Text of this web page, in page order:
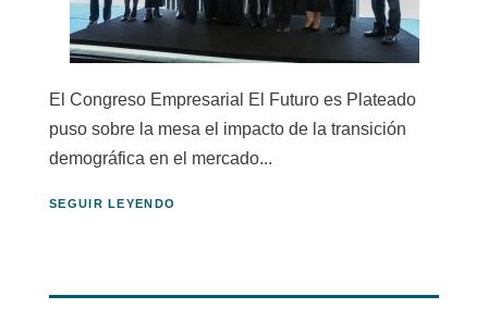
El Congreso Empresarial El Futuro es Plateado
puso sobre la mesa el impacto de la transición
demográfica en el mercado...
SEGUIR LEYENDO